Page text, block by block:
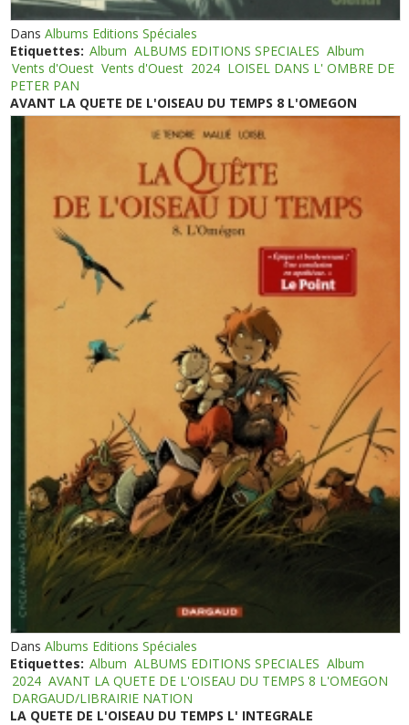
DansAlbums Editions Spéciales
Etiquettes: Album ALBUMS EDITIONS SPECIALES Album
Vents d'Ouest Vents d'Ouest 2024 LOISEL DANS L' OMBRE DE
PETER PAN
AVANT LA QUETE DE L'OISEAU DU TEMPS 8 L'OMEGON
DansAlbums Editions Spéciales
Etiquettes: Album ALBUMS EDITIONS SPECIALES Album
2024 AVANT LA QUETE DE L'OISEAU DU TEMPS 8 L'OMEGON
DARGAUD/LIBRAIRIE NATION
LA QUETE DE L'OISEAU DU TEMPS L' INTEGRALE